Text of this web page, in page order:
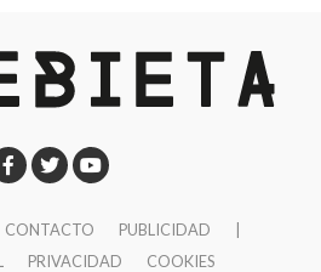
CONTACTO PUBLICIDAD
PRIVACIDAD COOKIES